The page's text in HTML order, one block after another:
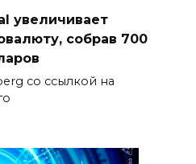
увеличивает
собрав 700
со ссылкой на